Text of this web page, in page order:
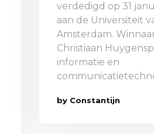
verdedigd op 31
aan de Universiteit
Amsterdam.
Christiaan
informatie en
by Constantijn